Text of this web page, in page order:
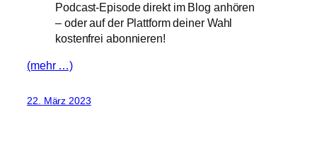
Podcast-Episode direkt im Blog anhören
– oder auf der Plattform deiner Wahl
kostenfrei abonnieren!
(mehr …)
22. März 2023